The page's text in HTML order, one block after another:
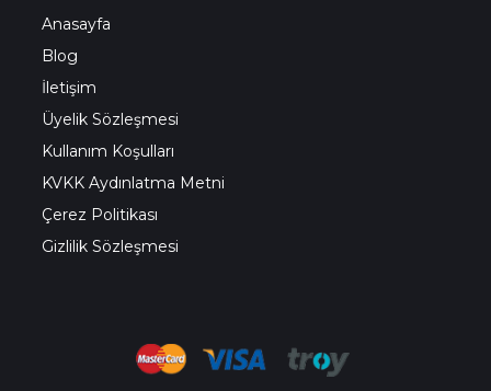
Anasayfa
Blog
İletişim
Üyelik Sözleşmesi
Kullanım Koşulları
KVKK Aydınlatma Metni
Çerez Politikası
Gizlilik Sözleşmesi